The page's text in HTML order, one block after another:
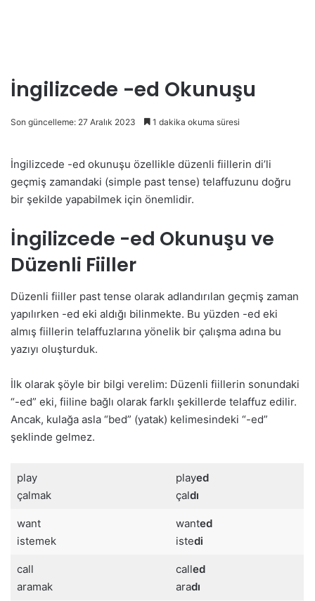
İngilizcede -ed Okunuşu
Son güncelleme: 27 Aralık 2023 1 dakika okuma süresi
İngilizcede -ed okunuşu özellikle düzenli fiillerin di’li
geçmiş zamandaki (simple past tense) telaffuzunu doğru
bir şekilde yapabilmek için önemlidir.
İngilizcede -ed Okunuşu ve
Düzenli Fiiller
Düzenli fiiller past tense olarak adlandırılan geçmiş zaman
yapılırken -ed eki aldığı bilinmekte. Bu yüzden -ed eki
almış fiillerin telaffuzlarına yönelik bir çalışma adına bu
yazıyı oluşturduk.
İlk olarak şöyle bir bilgi verelim: Düzenli fiillerin sonundaki
“-ed” eki, fiiline bağlı olarak farklı şekillerde telaffuz edilir.
Ancak, kulağa asla “bed” (yatak) kelimesindeki “-ed”
şeklinde gelmez.
play
çalmak
played
çaldı
want
istemek
wanted
istedi
call
aramak
called
aradı